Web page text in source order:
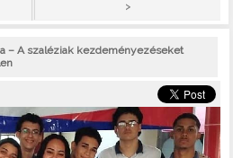
>
– A szaléziak kezdeményezéseket